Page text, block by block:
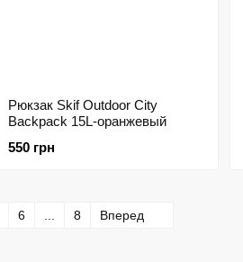
Рюкзак Skif Outdoor City
Backpack 15L-оранжевый
550 грн
6 8 Вперед